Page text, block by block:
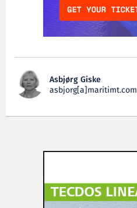
Asbjørg Giske
asbjorg[a]maritimt.com